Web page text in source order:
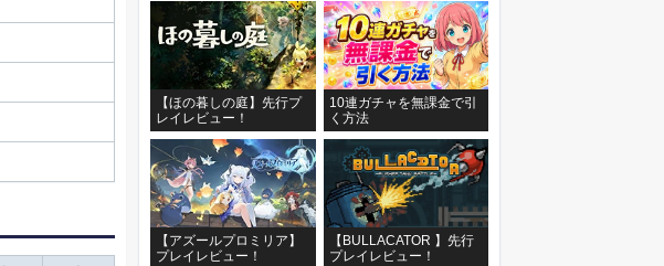
【ほの暮しの庭】先行プ
レイレビュー！
10連ガチャを無課金で引
く方法
【アズールプロミリア】
プレイレビュー！
【BULLACATOR 】先行
プレイレビュー！